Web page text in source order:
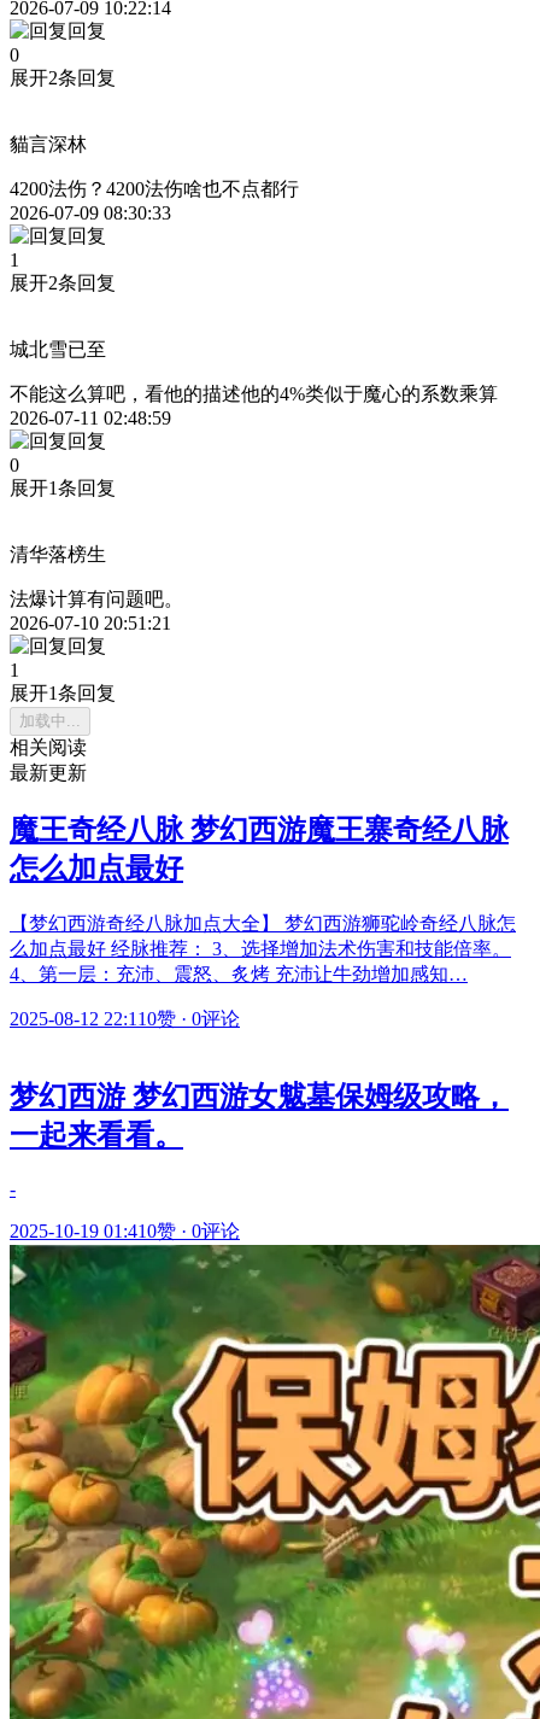
2026-07-09 10:22:14
回复
0
展开2条回复
貓言深林
4200法伤？4200法伤啥也不点都行
2026-07-09 08:30:33
回复
1
展开2条回复
城北雪已至
不能这么算吧，看他的描述他的4%类似于魔心的系数乘算
2026-07-11 02:48:59
回复
0
展开1条回复
清华落榜生
法爆计算有问题吧。
2026-07-10 20:51:21
回复
1
展开1条回复
加载中...
相关阅读
最新更新
魔王奇经八脉 梦幻西游魔王寨奇经八脉
怎么加点最好
【梦幻西游奇经八脉加点大全】 梦幻西游狮驼岭奇经八脉怎
么加点最好 经脉推荐： 3、选择增加法术伤害和技能倍率。
4、第一层：充沛、震怒、炙烤 充沛让牛劲增加感知…
2025-08-12 22:110赞 · 0评论
梦幻西游 梦幻西游女魃墓保姆级攻略，
一起来看看。
-
2025-10-19 01:410赞 · 0评论